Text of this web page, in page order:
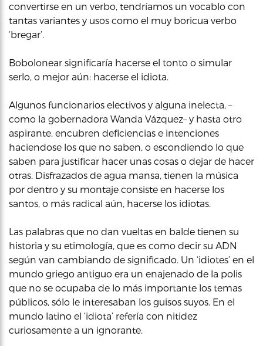
convertirse en un verbo, tendríamos un vocablo con
tantas variantes y usos como el muy boricua verbo
‘bregar’.
Bobolonear significaría hacerse el tonto o simular
serlo, o mejor aún: hacerse el idiota.
Algunos funcionarios electivos y alguna inelecta, –
como la gobernadora Wanda Vázquez– y hasta otro
aspirante, encubren deficiencias e intenciones
haciendose los que no saben, o escondiendo lo que
saben para justificar hacer unas cosas o dejar de hacer
otras. Disfrazados de agua mansa, tienen la música
por dentro y su montaje consiste en hacerse los
santos, o más radical aún, hacerse los idiotas.
Las palabras que no dan vueltas en balde tienen su
historia y su etimología, que es como decir su ADN
según van cambiando de significado. Un ‘idiotes’ en el
mundo griego antiguo era un enajenado de la polis
que no se ocupaba de lo más importante los temas
públicos, sólo le interesaban los guisos suyos. En el
mundo latino el ‘idiota’ refería con nitidez
curiosamente a un ignorante.